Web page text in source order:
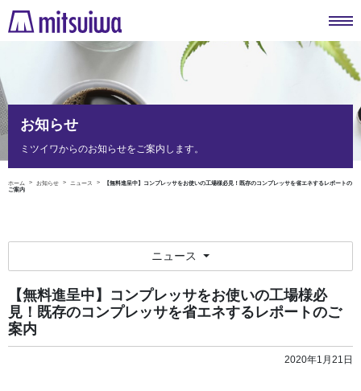
ホーム お知らせ ニュース
【無料進呈中】コンプレッサをお使いの工場様必見！既存のコンプレッサを省エネするレポートの
ご案内
お知らせ
ミツイワからのお知らせをご案内します。
【無料進呈中】コンプレッサをお使いの工場様必
見！既存のコンプレッサを省エネするレポートのご
案内
2020年1月21日
ニュース